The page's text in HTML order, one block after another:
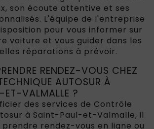
son écoute attentive et ses
L'équipe de l'entreprise
pour vous informer sur
voiture et vous guider dans les
réparations à prévoir.
RENDEZ-VOUS CHEZ
AUTOSUR À
VALMALLE ?
des services de Contrôle
à Saint-Paul-et-Valmalle, il
rendez-vous en ligne ou